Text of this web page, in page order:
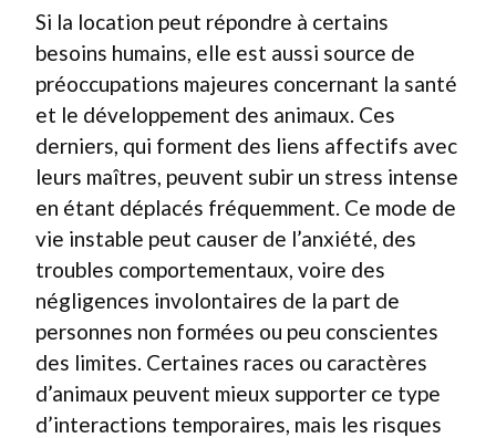
Si la location peut répondre à certains
besoins humains, elle est aussi source de
préoccupations majeures concernant la santé
et le développement des animaux. Ces
derniers, qui forment des liens affectifs avec
leurs maîtres, peuvent subir un stress intense
en étant déplacés fréquemment. Ce mode de
vie instable peut causer de l’anxiété, des
troubles comportementaux, voire des
négligences involontaires de la part de
personnes non formées ou peu conscientes
des limites. Certaines races ou caractères
d’animaux peuvent mieux supporter ce type
d’interactions temporaires, mais les risques